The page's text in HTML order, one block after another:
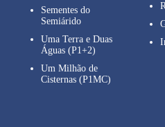
Sementes do
Semiárido
Uma Terra e Duas
Águas (P1+2)
Um Milhão de
Cisternas (P1MC)